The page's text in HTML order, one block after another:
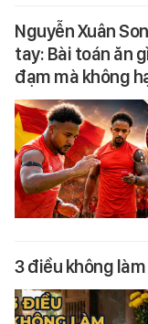
Nguyễn Xuân
tay: Bài toán ăn
đạm mà không
3 điều không